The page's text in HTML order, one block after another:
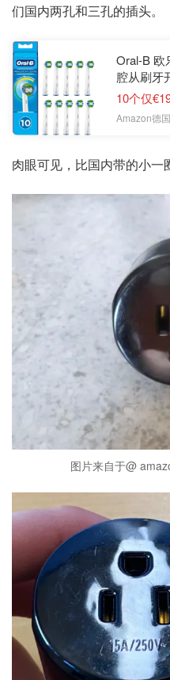
们国内两孔和三孔的插头。
Oral-B 欧
腔从刷牙
10个仅
Amazon德
肉眼可见，比国内带的小一
图片来自于@